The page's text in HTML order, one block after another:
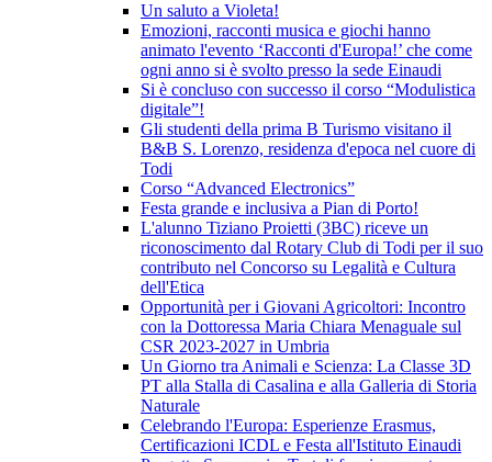
Un saluto a Violeta!
Emozioni, racconti musica e giochi hanno
animato l'evento ‘Racconti d'Europa!’ che come
ogni anno si è svolto presso la sede Einaudi
Si è concluso con successo il corso “Modulistica
digitale”!
Gli studenti della prima B Turismo visitano il
B&B S. Lorenzo, residenza d'epoca nel cuore di
Todi
Corso “Advanced Electronics”
Festa grande e inclusiva a Pian di Porto!
L'alunno Tiziano Proietti (3BC) riceve un
riconoscimento dal Rotary Club di Todi per il suo
contributo nel Concorso su Legalità e Cultura
dell'Etica
Opportunità per i Giovani Agricoltori: Incontro
con la Dottoressa Maria Chiara Menaguale sul
CSR 2023-2027 in Umbria
Un Giorno tra Animali e Scienza: La Classe 3D
PT alla Stalla di Casalina e alla Galleria di Storia
Naturale
Celebrando l'Europa: Esperienze Erasmus,
Certificazioni ICDL e Festa all'Istituto Einaudi